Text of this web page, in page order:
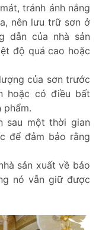
tránh ánh nắng
nên lưu trữ sơn ở
dẫn của nhà sản
độ quá cao hoặc
của sơn trước
hoặc có điều bất
phẩm.
sau một thời gian
để đảm bảo rằng
sản xuất về bảo
nó vẫn giữ được